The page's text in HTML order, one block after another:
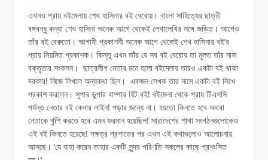
এখনও প্রায় বইমেলায় শেখ হাসিনার বই বেরোয়। বাংলা সাহিত্যের ছাত্রী
বঙ্গবন্ধু কন্যা শেখ হাসিনা অনেক আগে থেকেই লেখালেখির সঙ্গে জড়িত। আগেও
তাঁর বই বেরুতো। আগামী প্রকাশনী অনেক আগে থেকেই শেখ হাসিনার বই’র
প্রায় নিয়মিত প্রকাশক। কিন্তু এখন তাঁর যে সব বই বেরোয় তা মূলত তাঁর নানা
বক্তৃতার সংকলন। ছাত্রলীগ নেতার মনে হলো বইমেলায় তারও একটা বই থাকা
দরকার! নিজে লিখলে অন্যকথা ছিল। একজন লেখক তার নামে একটা বই লিখে
প্রকাশ করলেন। সুপার ডুপার বাম্পার হিট বই! বইমেলা থেকে প্রায় টিএসসি
পর্যন্ত নেতার বই কেনার লাইন! পড়ার জন্যে না। হয়তো কিনতে হবে অথবা
নেতাকে খুশি করতে হবে এমন ফরমান হয়েছিল! সারাদেশের শাখা সংগঠনগুলোকেও
এই বই কিনতে হয়েছে! নক্ষত্র প্রপাতের পর এখন এই কথাগুলোও আলোচনায়
আসছে। ‘যে যাহা করেন তাহার একটি সুন্দর পরিণতি সকলের কাছে প্রশংসিত